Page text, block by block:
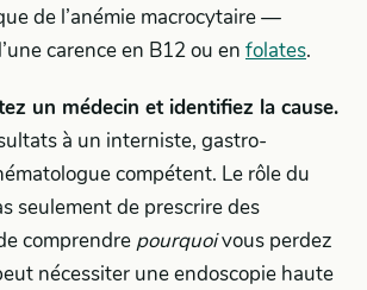
de l’anémie macrocytaire —
carence en B12 ou en folates.
un médecin et identifiez la cause.
à un interniste, gastro-
compétent. Le rôle du
seulement de prescrire des
comprendre pourquoivous perdez
nécessiter une endoscopie haute